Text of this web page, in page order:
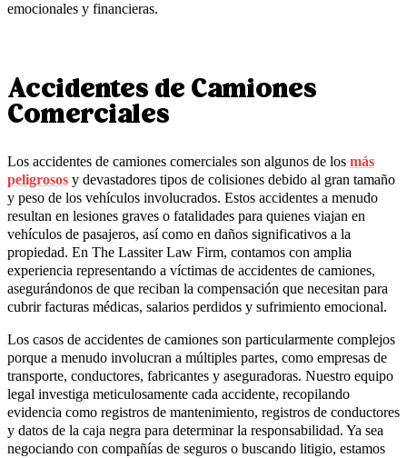
emocionales y financieras.
Accidentes de Camiones
Comerciales
Los accidentes de camiones comerciales son algunos de los más
peligrosos y devastadores tipos de colisiones debido al gran tamaño
y peso de los vehículos involucrados. Estos accidentes a menudo
resultan en lesiones graves o fatalidades para quienes viajan en
vehículos de pasajeros, así como en daños significativos a la
propiedad. En The Lassiter Law Firm, contamos con amplia
experiencia representando a víctimas de accidentes de camiones,
asegurándonos de que reciban la compensación que necesitan para
cubrir facturas médicas, salarios perdidos y sufrimiento emocional.
Los casos de accidentes de camiones son particularmente complejos
porque a menudo involucran a múltiples partes, como empresas de
transporte, conductores, fabricantes y aseguradoras. Nuestro equipo
legal investiga meticulosamente cada accidente, recopilando
evidencia como registros de mantenimiento, registros de conductores
y datos de la caja negra para determinar la responsabilidad. Ya sea
negociando con compañías de seguros o buscando litigio, estamos